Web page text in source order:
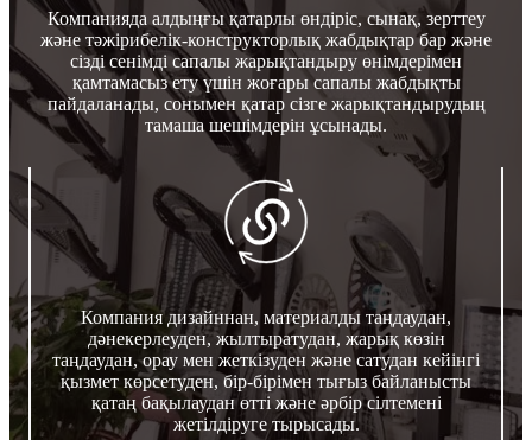
Компанияда алдыңғы қатарлы өндіріс, сынақ, зерттеу
және тәжірибелік-конструкторлық жабдықтар бар және
сізді сенімді сапалы жарықтандыру өнімдерімен
қамтамасыз ету үшін жоғары сапалы жабдықты
пайдаланады, сонымен қатар сізге жарықтандырудың
тамаша шешімдерін ұсынады.
Компания дизайннан, материалды таңдаудан,
дәнекерлеуден, жылтыратудан, жарық көзін
таңдаудан, орау мен жеткізуден және сатудан кейінгі
қызмет көрсетуден, бір-бірімен тығыз байланысты
қатаң бақылаудан өтті және әрбір сілтемені
жетілдіруге тырысады.